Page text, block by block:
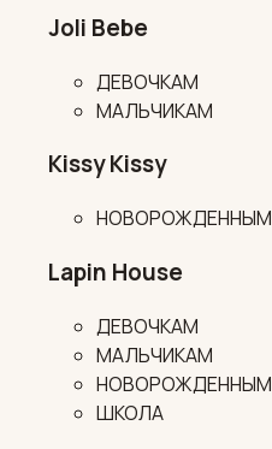
Joli Bebe
ДЕВОЧКАМ
МАЛЬЧИКАМ
Kissy Kissy
НОВОРОЖДЕННЫМ
Lapin House
ДЕВОЧКАМ
МАЛЬЧИКАМ
НОВОРОЖДЕННЫМ
ШКОЛА